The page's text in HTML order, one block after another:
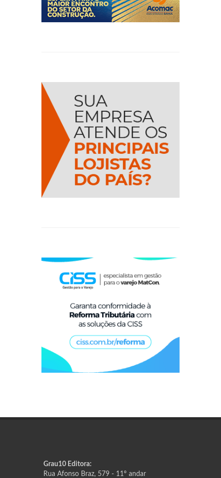
Grau10 Editora:
Rua Afonso Braz, 579 - 11º andar